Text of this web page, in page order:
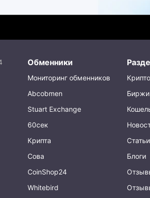
Обменники
Мониторинг обменников
Abcobmen
Stuart Exchange
60сек
Крипта
Сова
CoinShop24
Whitebird
Биржи
Статьи
Блоги